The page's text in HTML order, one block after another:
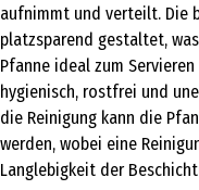
aufnimmt und verteilt. Die
platzsparend gestaltet,
Pfanne ideal zum
hygienisch, rostfrei und
die Reinigung kann die
werden, wobei eine
Langlebigkeit der